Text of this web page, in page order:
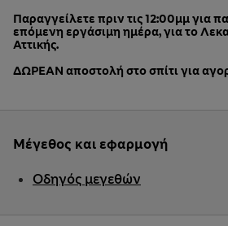
Παραγγείλετε πριν τις 12:00μμ για
επόμενη εργάσιμη ημέρα, για το
Αττικής.
ΔΩΡΕΑΝ αποστολή στο σπίτι για
Μέγεθος και εφαρμογή
Οδηγός μεγεθών